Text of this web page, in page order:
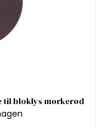
til bloklys mørkerød